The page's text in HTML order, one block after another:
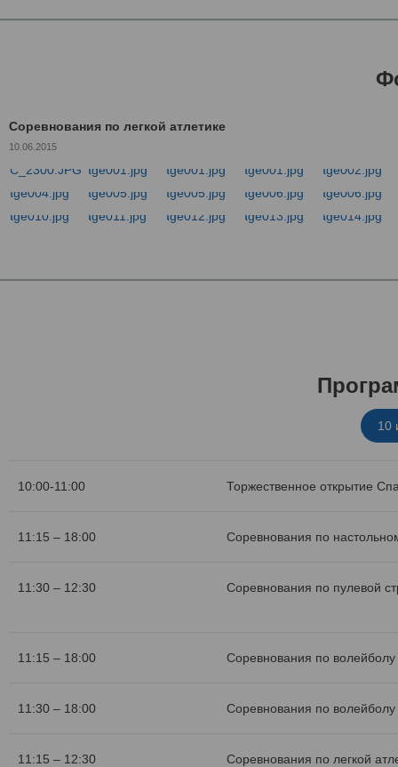
Соревнования по легкой атлетике
10.06.2015
10
10:00-11:00 Торжественное открытие
11:15 – 18:00 Соревнования по
11:30 – 12:30 Соревнования по пулевой
11:15 – 18:00 Соревнования по
11:30 – 18:00 Соревнования по
11:15 – 12:30
Соревнования по легкой